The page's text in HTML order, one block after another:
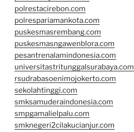
polrestacirebon.com
polrespariamankota.com
puskesmasrembang.com
puskesmasngawenblora.com
pesantrenalamindonesia.com
universitastritunggalsurabaya.com
rsudrabasoenimojokerto.com
sekolahtinggi.com
smksamuderaindonesia.com
smpgamalielpalu.com
smknegeri2cilakucianjur.com